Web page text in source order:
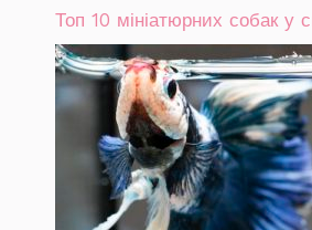
Топ 10 мініатюрних собак у